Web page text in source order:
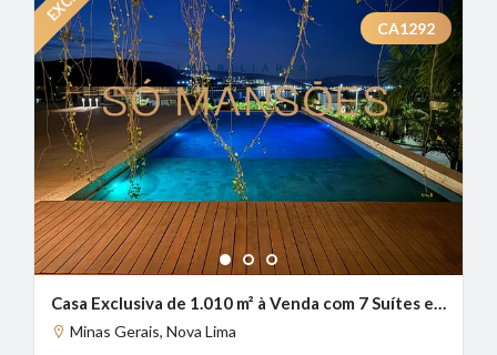
1 2 3
CA1292
Casa Exclusiva de 1.010 m² à Venda com 7 Suítes e Vista Definitiva no Condomínio Alphaville - Lagoa dos Ingleses, Nova Lima - MG
Minas Gerais, Nova Lima